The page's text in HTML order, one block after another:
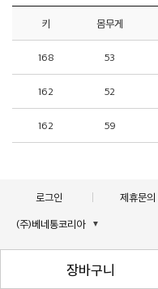
장바구니
키 몸무게
168 53
162 52
162 59
로그인 제휴문의
(주)베네통코리아 ▼
대표이사 : 김규완
주소 : 서울시 서초구 서초대로 398,
고객센터 : 1544-2855
통신판매업자 에스크로서비스